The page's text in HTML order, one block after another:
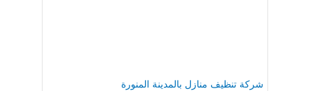
شركة تنظيف منازل بالمدينة المنورة